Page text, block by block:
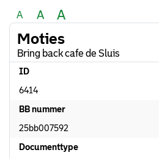
A A A
Moties
Bring back cafe de Sluis
ID
6414
BB nummer
25bb007592
Documenttype